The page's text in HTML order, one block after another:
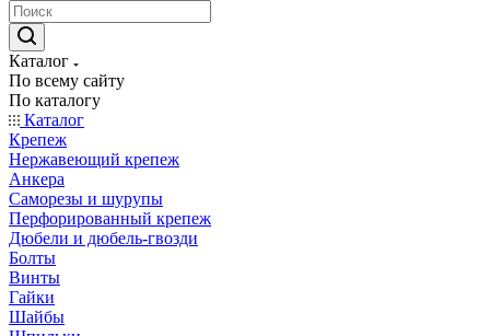
Каталог
По всему сайту
По каталогу
Каталог
Крепеж
Нержавеющий крепеж
Анкера
Саморезы и шурупы
Перфорированный крепеж
Дюбели и дюбель-гвозди
Болты
Винты
Гайки
Шайбы